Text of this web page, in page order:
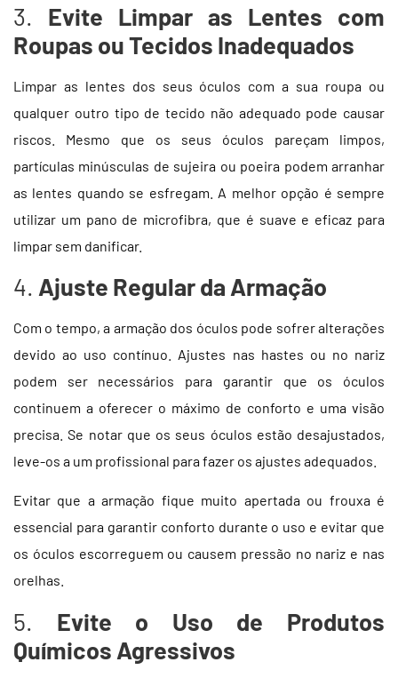
3. Evite Limpar as Lentes com
Roupas ou Tecidos Inadequados
Limpar as lentes dos seus óculos com a sua roupa ou
qualquer outro tipo de tecido não adequado pode causar
riscos. Mesmo que os seus óculos pareçam limpos,
partículas minúsculas de sujeira ou poeira podem arranhar
as lentes quando se esfregam. A melhor opção é sempre
utilizar um pano de microfibra, que é suave e eficaz para
limpar sem danificar.
4. Ajuste Regular da Armação
Com o tempo, a armação dos óculos pode sofrer alterações
devido ao uso contínuo. Ajustes nas hastes ou no nariz
podem ser necessários para garantir que os óculos
continuem a oferecer o máximo de conforto e uma visão
precisa. Se notar que os seus óculos estão desajustados,
leve-os a um profissional para fazer os ajustes adequados.
Evitar que a armação fique muito apertada ou frouxa é
essencial para garantir conforto durante o uso e evitar que
os óculos escorreguem ou causem pressão no nariz e nas
orelhas.
5. Evite o Uso de Produtos
Químicos Agressivos